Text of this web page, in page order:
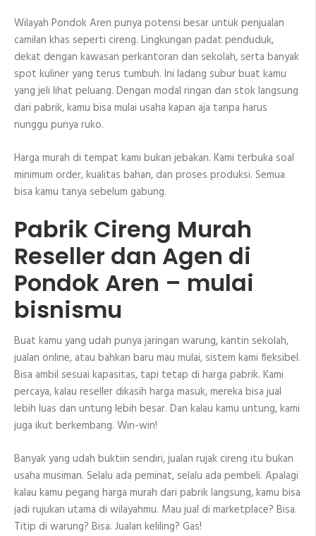
Wilayah Pondok Aren punya potensi besar untuk penjualan
camilan khas seperti cireng. Lingkungan padat penduduk,
dekat dengan kawasan perkantoran dan sekolah, serta banyak
spot kuliner yang terus tumbuh. Ini ladang subur buat kamu
yang jeli lihat peluang. Dengan modal ringan dan stok langsung
dari pabrik, kamu bisa mulai usaha kapan aja tanpa harus
nunggu punya ruko.
Harga murah di tempat kami bukan jebakan. Kami terbuka soal
minimum order, kualitas bahan, dan proses produksi. Semua
bisa kamu tanya sebelum gabung.
Pabrik Cireng Murah
Reseller dan Agen di
Pondok Aren – mulai
bisnismu
Buat kamu yang udah punya jaringan warung, kantin sekolah,
jualan online, atau bahkan baru mau mulai, sistem kami fleksibel.
Bisa ambil sesuai kapasitas, tapi tetap di harga pabrik. Kami
percaya, kalau reseller dikasih harga masuk, mereka bisa jual
lebih luas dan untung lebih besar. Dan kalau kamu untung, kami
juga ikut berkembang. Win-win!
Banyak yang udah buktiin sendiri, jualan rujak cireng itu bukan
usaha musiman. Selalu ada peminat, selalu ada pembeli. Apalagi
kalau kamu pegang harga murah dari pabrik langsung, kamu bisa
jadi rujukan utama di wilayahmu. Mau jual di marketplace? Bisa.
Titip di warung? Bisa. Jualan keliling? Gas!